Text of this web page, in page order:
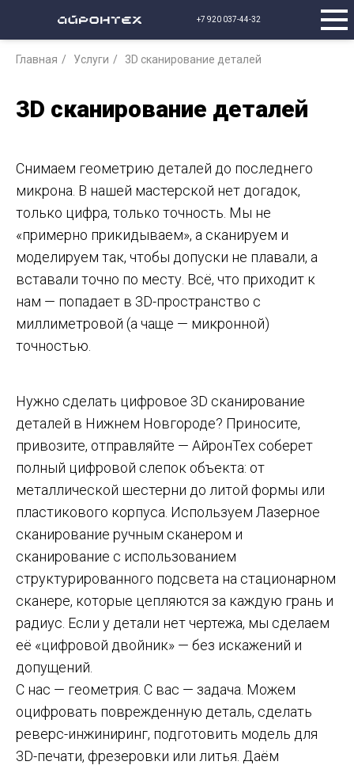
+7 920 037-44-32
Главная / Услуги / 3D сканирование деталей
3D сканирование деталей
Снимаем геометрию деталей до последнего
микрона. В нашей мастерской нет догадок,
только цифра, только точность. Мы не
«примерно прикидываем», а сканируем и
моделируем так, чтобы допуски не плавали, а
вставали точно по месту. Всё, что приходит к
нам — попадает в 3D-пространство с
миллиметровой (а чаще — микронной)
точностью.
Нужно сделать цифровое 3D сканирование
деталей в Нижнем Новгороде? Приносите,
привозите, отправляйте — АйронТех соберет
полный цифровой слепок объекта: от
металлической шестерни до литой формы или
пластикового корпуса. Используем Лазерное
сканирование ручным сканером и
сканирование с использованием
структурированного подсвета на стационарном
сканере, которые цепляются за каждую грань и
радиус. Если у детали нет чертежа, мы сделаем
её «цифровой двойник» — без искажений и
допущений.
С нас — геометрия. С вас — задача. Можем
оцифровать поврежденную деталь, сделать
реверс-инжиниринг, подготовить модель для
3D-печати, фрезеровки или литья. Даём